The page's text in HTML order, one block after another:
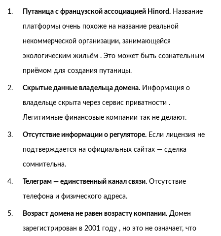
Путаница с французской ассоциацией Hinord. Название
платформы очень похоже на название реальной
некоммерческой организации, занимающейся
экологическим жильём . Это может быть сознательным
приёмом для создания путаницы.
Скрытые данные владельца домена. Информация о
владельце скрыта через сервис приватности .
Легитимные финансовые компании так не делают.
Отсутствие информации о регуляторе. Если лицензия не
подтверждается на официальных сайтах — сделка
сомнительна.
Телеграм — единственный канал связи. Отсутствие
телефона и физического адреса.
Возраст домена не равен возрасту компании. Домен
зарегистрирован в 2001 году , но это не означает, что